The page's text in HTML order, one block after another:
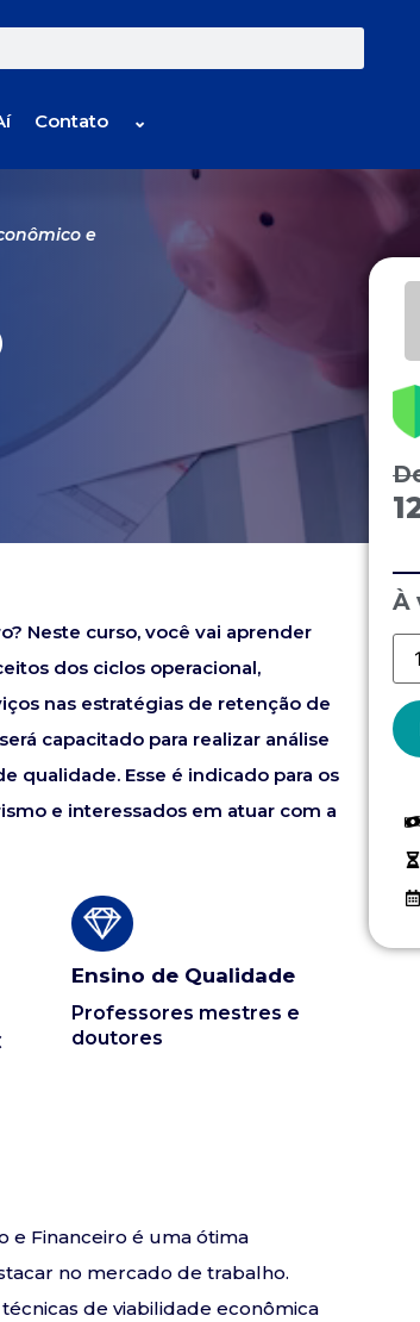
Contato ⌄
e
Neste curso, você vai aprender
dos ciclos operacional,
nas estratégias de retenção de
capacitado para realizar análise
qualidade. Esse é indicado para os
e interessados em atuar com a
Ensino de Qualidade
Professores mestres e
doutores
e Financeiro é uma ótima
no mercado de trabalho.
de viabilidade econômica
À